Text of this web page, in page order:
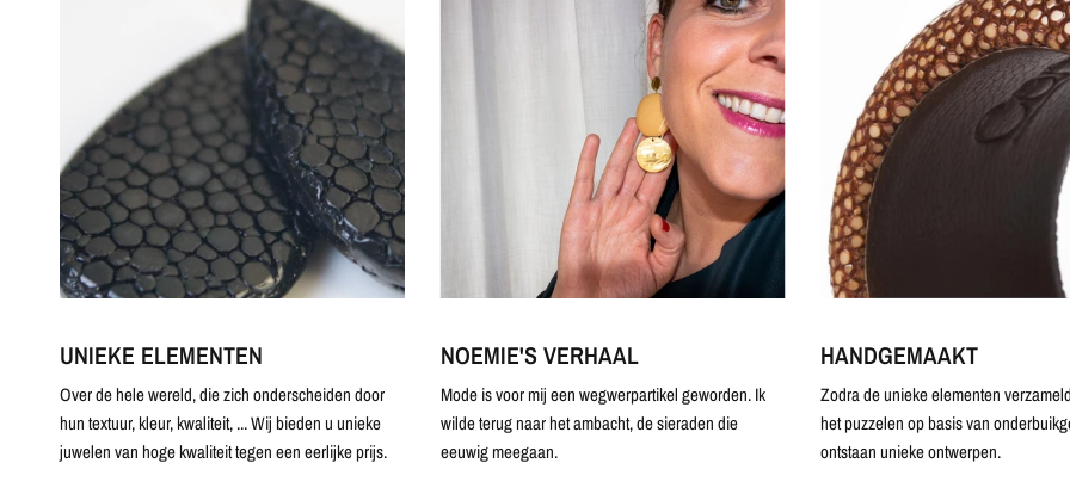
UNIEKE ELEMENTEN
Over de hele wereld, die zich onderscheiden door
hun textuur, kleur, kwaliteit, ... Wij bieden u unieke
juwelen van hoge kwaliteit tegen een eerlijke prijs.
NOEMIE'S VERHAAL
Mode is voor mij een wegwerpartikel geworden. Ik
wilde terug naar het ambacht, de sieraden die
eeuwig meegaan.
HANDGEMAAKT
Zodra de unieke elementen
het puzzelen op basis van
ontstaan unieke ontwerpen.